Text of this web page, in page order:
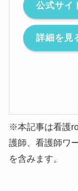
公式サイ
詳細を見
※本記事は看護
護師、看護師ワ
を含みます。